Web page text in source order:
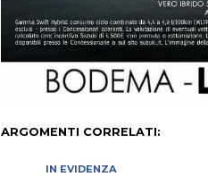
ARGOMENTI CORRELATI:
IN EVIDENZA